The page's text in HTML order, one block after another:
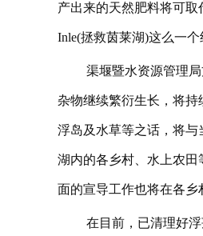
产出来的天然肥料将可取
Inle(拯救茵莱湖)这么一
渠堰暨水资源管理
杂物继续繁衍生长，将
浮岛及水草等之话，将
湖内的各乡村、水上农
面的宣导工作也将在各乡
在目前，已清理好